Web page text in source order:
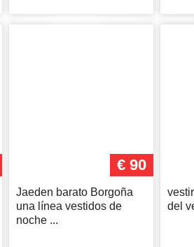
€ 90
Jaeden barato Borgoña
una línea vestidos de
noche ...
del